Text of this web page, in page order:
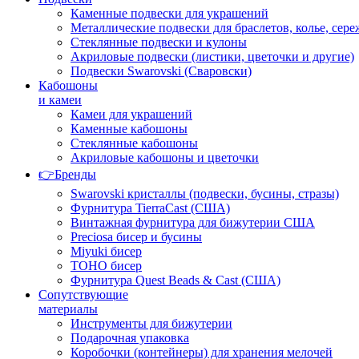
Каменные подвески для украшений
Металлические подвески для браслетов, колье,
Стеклянные подвески и кулоны
Акриловые подвески (листики, цветочки и другие)
Подвески Swarovski (Сваровски)
Кабошоны
и камеи
Камеи для украшений
Каменные кабошоны
Стеклянные кабошоны
Акриловые кабошоны и цветочки
👉Бренды
Swarovski кристаллы (подвески, бусины, стразы)
Фурнитура TierraCast (США)
Винтажная фурнитура для бижутерии США
Preciosa бисер и бусины
Miyuki бисер
TOHO бисер
Фурнитура Quest Beads & Cast (США)
Сопутствующие
материалы
Инструменты для бижутерии
Подарочная упаковка
Коробочки (контейнеры) для хранения мелочей